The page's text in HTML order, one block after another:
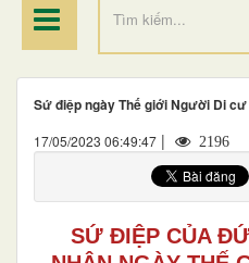
Sứ điệp ngày Thế giới Người Di
17/05/2023 06:49:47 | 2196
SỨ ĐIỆP CỦA